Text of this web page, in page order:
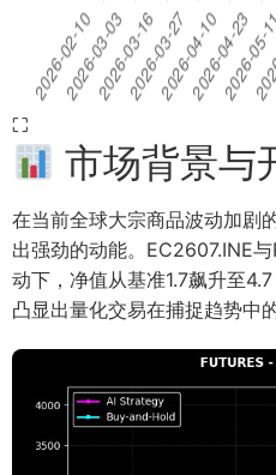
⛶
市场背景与
在当前全球大宗商品波动加剧
出强劲的动能。EC2607.INE
动下，净值从基准1.7飙升至4.7
凸显出量化交易在捕捉趋势中